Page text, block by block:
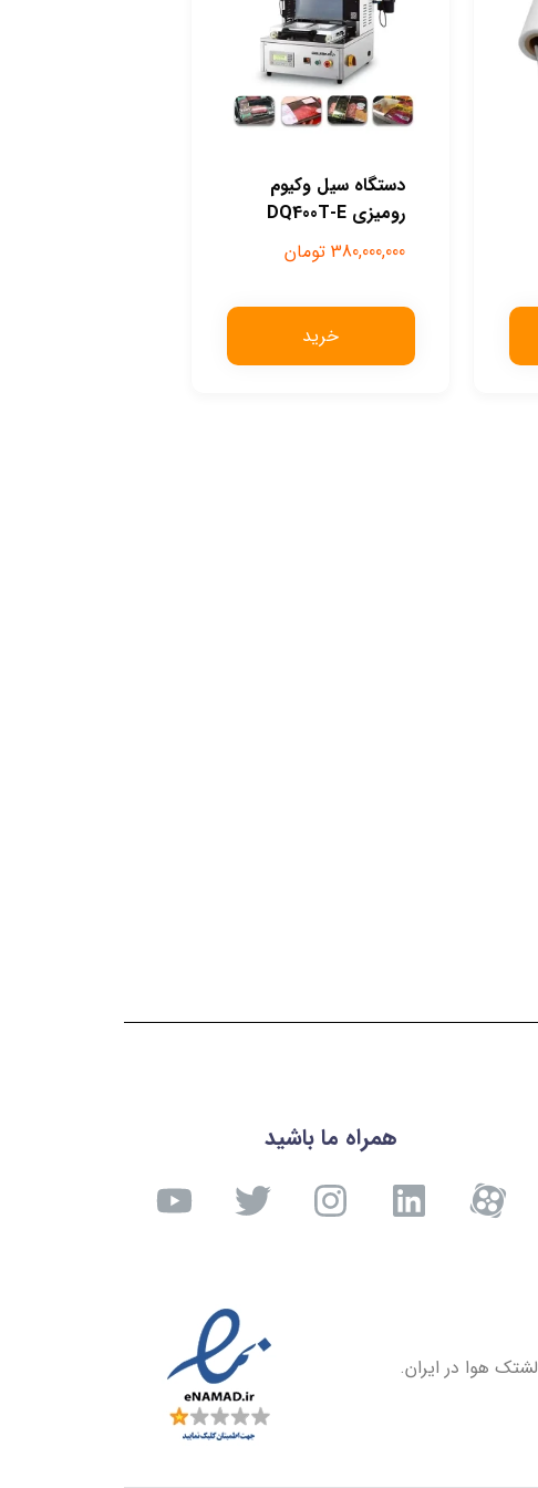
دستگاه سیل وکیوم
رومیزی DQ400T-E
380,000,000 تومان
خرید
همراه ما باشید
هوا در ایران.